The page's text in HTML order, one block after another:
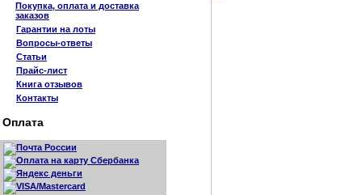
Покупка, оплата и доставка
заказов
Гарантии на лоты
Вопросы-ответы
Статьи
Прайс-лист
Книга отзывов
Контакты
Оплата